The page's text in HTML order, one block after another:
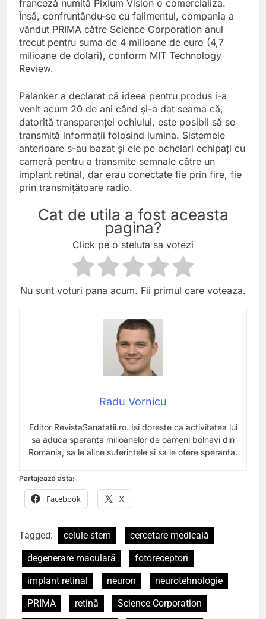
franceză numită Pixium Vision o comercializa.
Însă, confruntându-se cu falimentul, compania a
vândut PRIMA către Science Corporation anul
trecut pentru suma de 4 milioane de euro (4,7
milioane de dolari), conform MIT Technology
Review.
Palanker a declarat că ideea pentru produs i-a
venit acum 20 de ani când și-a dat seama că,
datorită transparenței ochiului, este posibil să se
transmită informații folosind lumina. Sistemele
anterioare s-au bazat și ele pe ochelari echipați cu
cameră pentru a transmite semnale către un
implant retinal, dar erau conectate fie prin fire, fie
prin transmițătoare radio.
Cat de utila a fost aceasta
pagina?
Click pe o steluta sa votezi
Nu sunt voturi pana acum. Fii primul care voteaza.
Radu Vornicu
Editor RevistaSanatatii.ro. Isi doreste ca activitatea lui
sa aduca speranta milioanelor de oameni bolnavi din
Romania, sa le aline suferintele si sa le ofere speranta.
Partajează asta:
Facebook X
Tagged: celule stem
cercetare medicală
degenerare maculară
fotoreceptori
implant retinal
neuron
neurotehnologie
PRIMA
retină
Science Corporation